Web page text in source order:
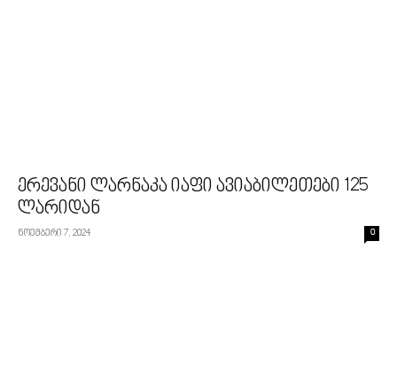
ერევანი ლარნაკა იაფი ავიაბილეთები 125
ლარიდან
ნოემბერი 7, 2024 0